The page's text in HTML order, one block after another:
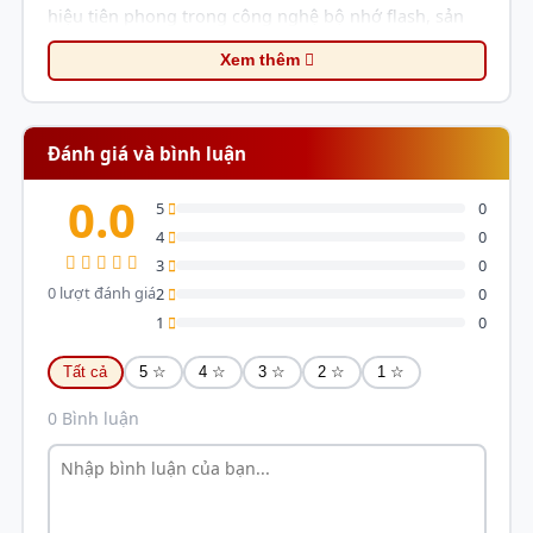
hiệu tiên phong trong công nghệ bộ nhớ flash, sản
phẩm này mang lại tốc độ, độ tin cậy và hiệu suất
năng lượng vượt trội.
Tốc độ tối ưu trên chuẩn SATA III
Giao diện kết nối: Sử dụng giao diệnSATA III 6Gb/s
(chuẩn 2.5 inch), cho phép tương thích với hầu hết các
Xem thêm
Đánh giá và bình luận
0.0
0 lượt đánh giá
5
0
4
0
3
0
2
0
1
0
Tất cả 5 ☆ 4 ☆ 3 ☆ 2 ☆ 1 ☆
0 Bình luận